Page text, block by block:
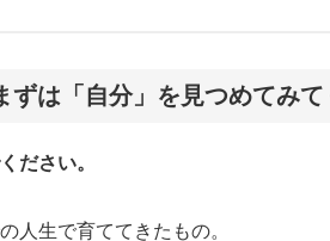
は「自分」を見つめてみて
ださい。
人生で育ててきたもの。